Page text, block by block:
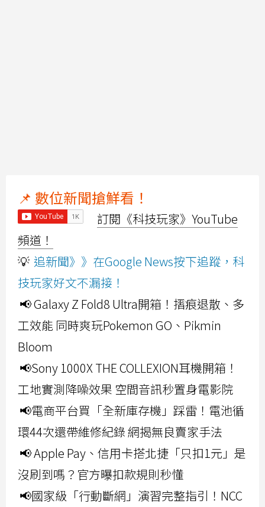
📌 數位新聞搶鮮看！
訂閱《科技玩家》YouTube
頻道！
💡 追新聞》》在Google News按下追蹤，科
技玩家好文不漏接！
📢 Galaxy Z Fold8 Ultra開箱！摺痕退散、多
工效能 同時爽玩Pokemon GO、Pikmin
Bloom
📢Sony 1000X THE COLLEXION耳機開箱！
工地實測降噪效果 空間音訊秒置身電影院
📢電商平台買「全新庫存機」踩雷！電池循
環44次還帶維修紀錄 網揭無良賣家手法
📢 Apple Pay、信用卡搭北捷「只扣1元」是
沒刷到嗎？官方曝扣款規則秒懂
📢國家級「行動斷網」演習完整指引！NCC